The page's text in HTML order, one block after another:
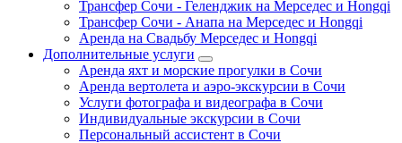
Трансфер Сочи - Геленджик на Мерседес и Hongqi
Трансфер Сочи - Анапа на Мерседес и Hongqi
Аренда на Свадьбу Мерседес и Hongqi
Дополнительные услуги
Аренда яхт и морские прогулки в Сочи
Аренда вертолета и аэро-экскурсии в Сочи
Услуги фотографа и видеографа в Сочи
Индивидуальные экскурсии в Сочи
Персональный ассистент в Сочи